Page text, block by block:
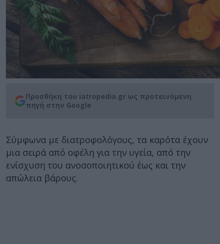
Προσθήκη του iatropedia.gr ως προτεινόμενη
πηγή στην Google
Σύμφωνα με διατροφολόγους, τα καρότα έχουν
μια σειρά από οφέλη για την υγεία, από την
ενίσχυση του ανοσοποιητικού έως και την
απώλεια βάρους.